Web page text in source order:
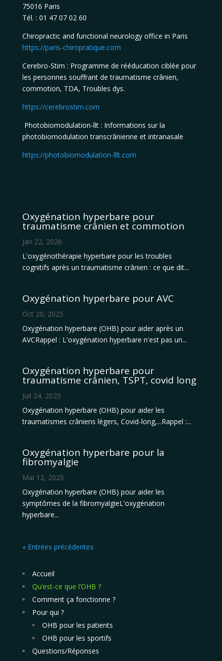
75016 Paris
Tél. : 01 47 07 02 60
Chiropractic and functional neurology office in Paris
https://paris-chiropratique.com
Cerebro-Stim : Programme de rééducation ciblée pour
les personnes souffrant de traumatisme crânien,
commotion, TDA, Troubles dys.
https://cerebrostim.com
Photobiomodulation-llt : Informations sur la
photobiomodulation transcrânienne et intranasale
https://photobiomodulation-lllt.com
Oxygénation hyperbare pour
traumatisme crânien et commotion
Jan 22, 2026
L'oxygénothérapie hyperbare pour les troubles
cognitifs après un traumatisme crânien : ce que dit...
Oxygénation hyperbare pour AVC
Oct 20, 2025
Oxygénation hyperbare (OHB) pour aider après un
AVCRappel : L'oxygénation hyperbare n'est pas un...
Oxygénation hyperbare pour
traumatisme crânien, TSPT, covid long
Juil 24, 2025
Oxygénation hyperbare (OHB) pour aider les
traumatismes crâniens légers, Covid-long,...Rappel :...
Oxygénation hyperbare pour la
fibromyalgie
Mai 12, 2025
Oxygénation hyperbare (OHB) pour aider les
symptômes de la fibromyalgieL'oxygénation
hyperbare...
« Entrées précédentes
Accueil
Qu’est-ce que l’OHB ?
Comment ça fonctionne ?
Pour qui ?
OHB pour les patients
OHB pour les sportifs
Questions/Réponses